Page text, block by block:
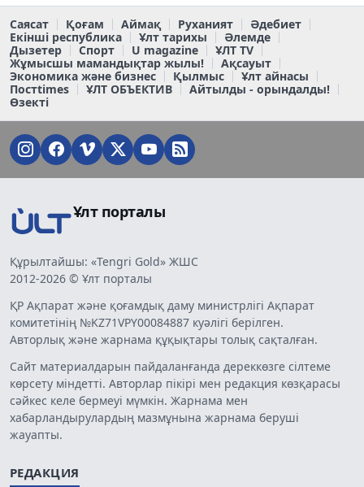
Саясат Қоғам Аймақ Руханият
Әдебиет
Екінші республика
Ұлт тарихы
Әлемде
Дызетер
Спорт U magazine
ҰЛТ TV
Жұмысшы мамандықтар жылы!
Ақсауыт
Экономика және бизнес
Қылмыс
Ұлт айнасы
Постtimes
ҰЛТ ОБЪЕКТИВ
Айтылды - орындалды!
Өзекті
Ұлт порталы
Құрылтайшы: «Tengri Gold» ЖШС
2012-2026 © Ұлт порталы
ҚР Ақпарат және қоғамдық даму министрлігі Ақпарат
комитетінің №KZ71VPY00084887 куәлігі берілген.
Авторлық және жарнама құқықтары толық сақталған.
Сайт материалдарын пайдаланғанда дереккөзге сілтеме
көрсету міндетті. Авторлар пікірі мен редакция көзқарасы
сәйкес келе бермеуі мүмкін. Жарнама мен
хабарландырулардың мазмұнына жарнама беруші
жауапты.
РЕДАКЦИЯ